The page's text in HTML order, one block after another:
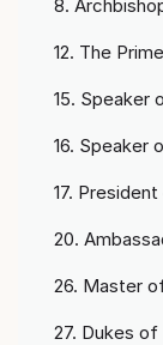
8.
12. The
15. Speaker
16. Speaker
17.
20.
26. Master
27. Dukes of